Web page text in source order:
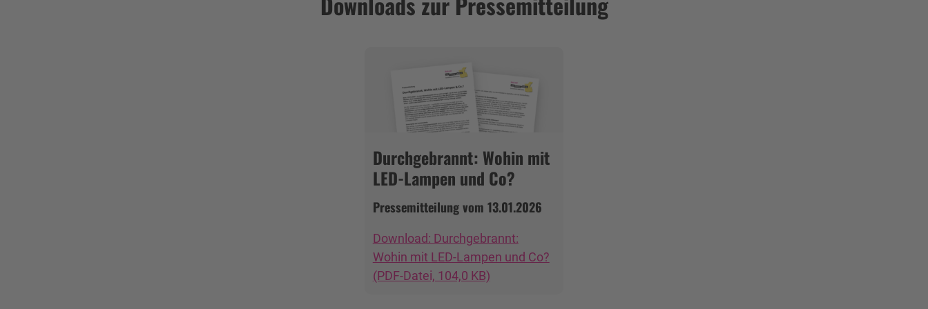
Durchgebrannt: Wohin mit
LED-Lampen und Co?
Pressemitteilung vom 13.01.2026
Download: Durchgebrannt:
Wohin mit LED-Lampen und Co?
(PDF-Datei, 104,0 KB)